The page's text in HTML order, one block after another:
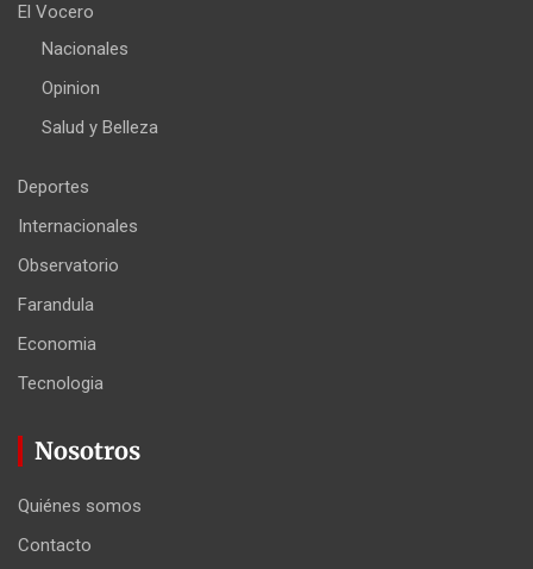
El Vocero
Nacionales
Opinion
Salud y Belleza
Deportes
Internacionales
Observatorio
Farandula
Economia
Tecnologia
Nosotros
Quiénes somos
Contacto